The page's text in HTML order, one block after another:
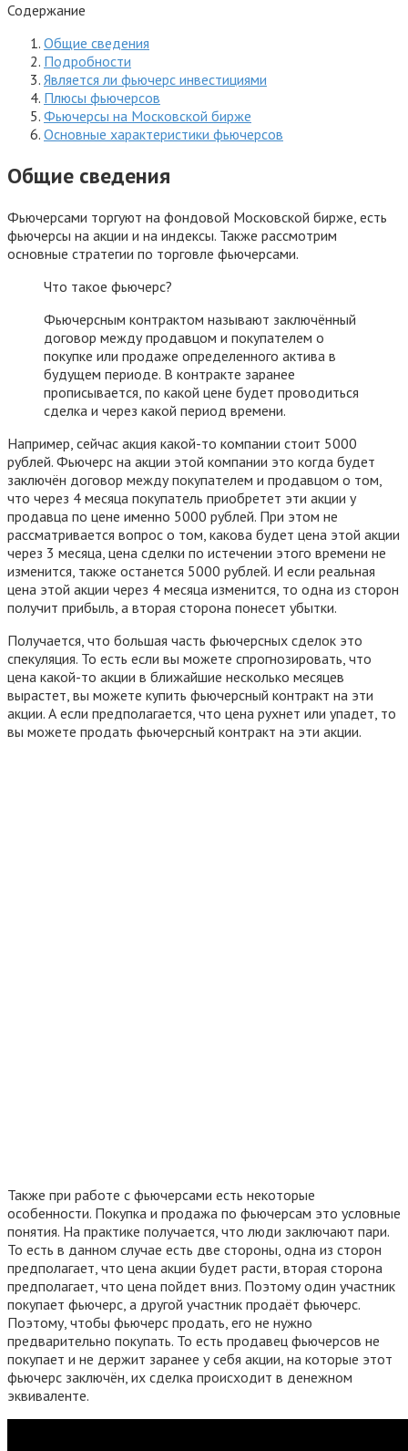
Содержание
Общие сведения
Подробности
Является ли фьючерс инвестициями
Плюсы фьючерсов
Фьючерсы на Московской бирже
Основные характеристики фьючерсов
Общие сведения
Фьючерсами торгуют на фондовой Московской бирже, есть
фьючерсы на акции и на индексы. Также рассмотрим
основные стратегии по торговле фьючерсами.
Что такое фьючерс?
Фьючерсным контрактом называют заключённый
договор между продавцом и покупателем о
покупке или продаже определенного актива в
будущем периоде. В контракте заранее
прописывается, по какой цене будет проводиться
сделка и через какой период времени.
Например, сейчас акция какой-то компании стоит 5000
рублей. Фьючерс на акции этой компании это когда будет
заключён договор между покупателем и продавцом о том,
что через 4 месяца покупатель приобретет эти акции у
продавца по цене именно 5000 рублей. При этом не
рассматривается вопрос о том, какова будет цена этой акции
через 3 месяца, цена сделки по истечении этого времени не
изменится, также останется 5000 рублей. И если реальная
цена этой акции через 4 месяца изменится, то одна из сторон
получит прибыль, а вторая сторона понесет убытки.
Получается, что большая часть фьючерсных сделок это
спекуляция. То есть если вы можете спрогнозировать, что
цена какой-то акции в ближайшие несколько месяцев
вырастет, вы можете купить фьючерсный контракт на эти
акции. А если предполагается, что цена рухнет или упадет, то
вы можете продать фьючерсный контракт на эти акции.
Также при работе с фьючерсами есть некоторые
особенности. Покупка и продажа по фьючерсам это условные
понятия. На практике получается, что люди заключают пари.
То есть в данном случае есть две стороны, одна из сторон
предполагает, что цена акции будет расти, вторая сторона
предполагает, что цена пойдет вниз. Поэтому один участник
покупает фьючерс, а другой участник продаёт фьючерс.
Поэтому, чтобы фьючерс продать, его не нужно
предварительно покупать. То есть продавец фьючерсов не
покупает и не держит заранее у себя акции, на которые этот
фьючерс заключён, их сделка происходит в денежном
эквиваленте.